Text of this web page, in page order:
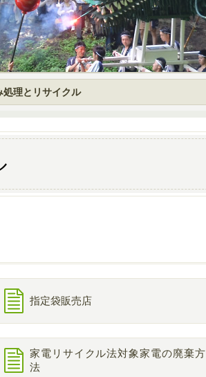
処理とリサイクル
指定袋販売店
家電リサイクル法対象家電の廃棄方
法